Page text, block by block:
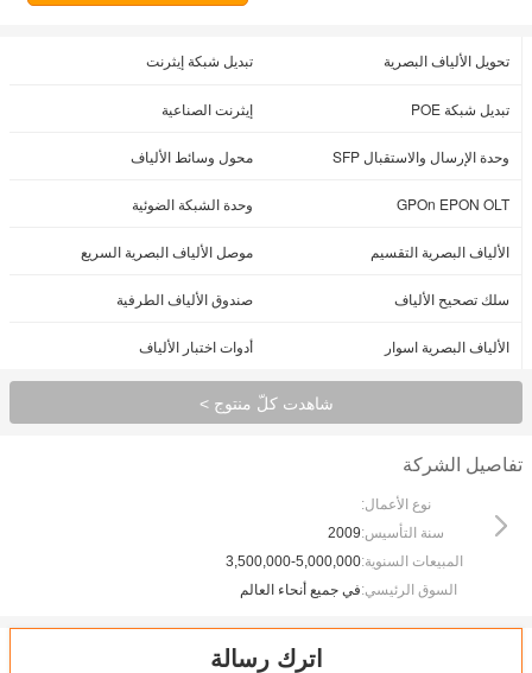
تحويل الألياف البصرية تبديل شبكة إيثرنت
تبديل شبكة POE إيثرنت الصناعية
وحدة الإرسال والاستقبال SFP محول وسائط الألياف
GPOn EPON OLT وحدة الشبكة الضوئية
الألياف البصرية التقسيم موصل الألياف البصرية السريع
سلك تصحيح الألياف صندوق الألياف الطرفية
الألياف البصرية اسوار أدوات اختبار الألياف
شاهدت كلّ منتوج >
تفاصيل الشركة
نوع الأعمال:
سنة التأسيس:2009
المبيعات السنوية:3,500,000-5,000,000
السوق الرئيسي:في جميع أنحاء العالم
اترك رسالة